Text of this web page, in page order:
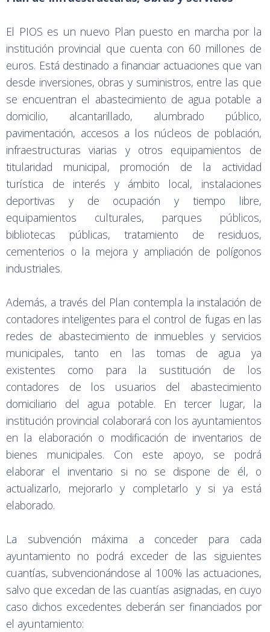
El PIOS es un nuevo Plan puesto en marcha por la
institución provincial que cuenta con 60 millones de
euros. Está destinado a financiar actuaciones que van
desde inversiones, obras y suministros, entre las que
se encuentran el abastecimiento de agua potable a
domicilio, alcantarillado, alumbrado público,
pavimentación, accesos a los núcleos de población,
infraestructuras viarias y otros equipamientos de
titularidad municipal, promoción de la actividad
turística de interés y ámbito local, instalaciones
deportivas y de ocupación y tiempo libre,
equipamientos culturales, parques públicos,
bibliotecas públicas, tratamiento de residuos,
cementerios o la mejora y ampliación de polígonos
industriales.
Además, a través del Plan contempla la instalación de
contadores inteligentes para el control de fugas en las
redes de abastecimiento de inmuebles y servicios
municipales, tanto en las tomas de agua ya
existentes como para la sustitución de los
contadores de los usuarios del abastecimiento
domiciliario del agua potable. En tercer lugar, la
institución provincial colaborará con los ayuntamientos
en la elaboración o modificación de inventarios de
bienes municipales. Con este apoyo, se podrá
elaborar el inventario si no se dispone de él, o
actualizarlo, mejorarlo y completarlo y si ya está
elaborado.
La subvención máxima a conceder para cada
ayuntamiento no podrá exceder de las siguientes
cuantías, subvencionándose al 100% las actuaciones,
salvo que excedan de las cuantías asignadas, en cuyo
caso dichos excedentes deberán ser financiados por
el ayuntamiento: